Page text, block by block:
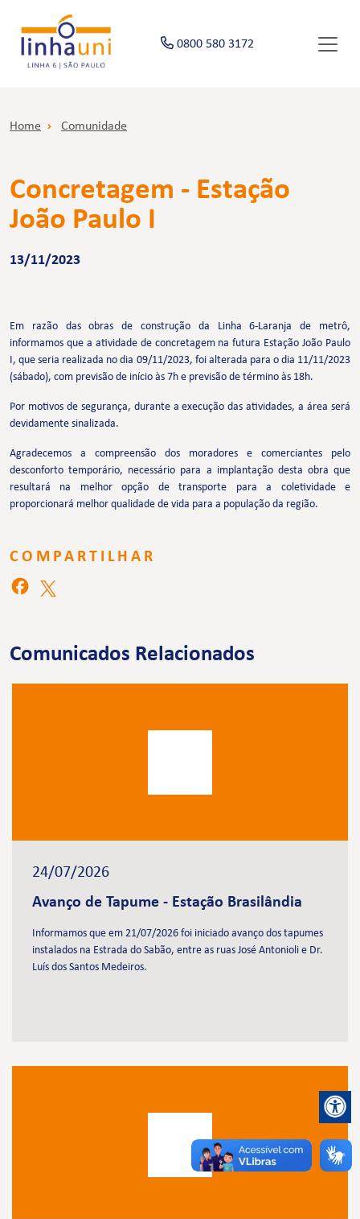
0800 580 3172
Home Comunidade
Concretagem - Estação
João Paulo I
13/11/2023
Em razão das obras de construção da Linha 6-Laranja de metrô,
informamos que a atividade de concretagem na futura Estação João Paulo
I, que seria realizada no dia 09/11/2023, foi alterada para o dia 11/11/2023
(sábado), com previsão de início às 7h e previsão de término às 18h.
Por motivos de segurança, durante a execução das atividades, a área será
devidamente sinalizada.
Agradecemos a compreensão dos moradores e comerciantes pelo
desconforto temporário, necessário para a implantação desta obra que
resultará na melhor opção de transporte para a coletividade e
proporcionará melhor qualidade de vida para a população da região.
COMPARTILHAR
Comunicados Relacionados
24/07/2026
Avanço de Tapume - Estação Brasilândia
Informamos que em 21/07/2026 foi iniciado avanço dos tapumes
instalados na Estrada do Sabão, entre as ruas José Antonioli e Dr.
Luís dos Santos Medeiros.